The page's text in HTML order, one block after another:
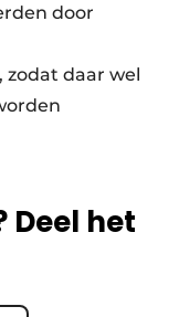
door
daar wel
het